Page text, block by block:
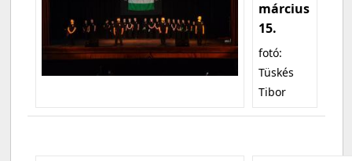
március
15.
fotó:
Tüskés
Tibor